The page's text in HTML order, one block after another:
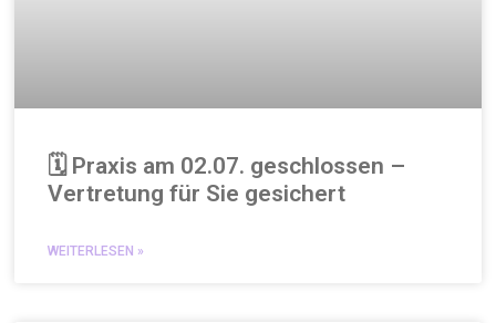
🗓️ Praxis am 02.07. geschlossen –
Vertretung für Sie gesichert
WEITERLESEN »